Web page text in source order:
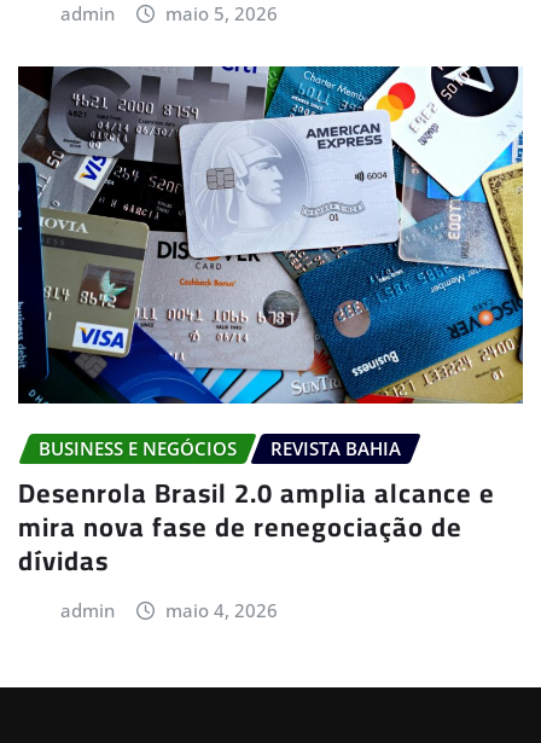
admin maio 5, 2026
BUSINESS E NEGÓCIOS REVISTA BAHIA
Desenrola Brasil 2.0 amplia alcance e
mira nova fase de renegociação de
dívidas
admin maio 4, 2026